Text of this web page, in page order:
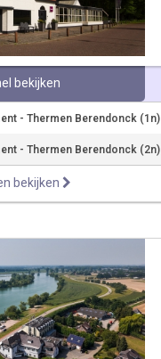
bekijken
- Thermen Berendonck (1n)
- Thermen Berendonck (2n)
bekijken